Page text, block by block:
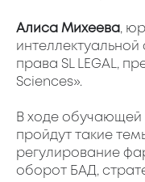
Алиса Михеева,
права SL LEGAL,
Sciences».
В ходе
пройдут такие
регулирование
оборот БАД,